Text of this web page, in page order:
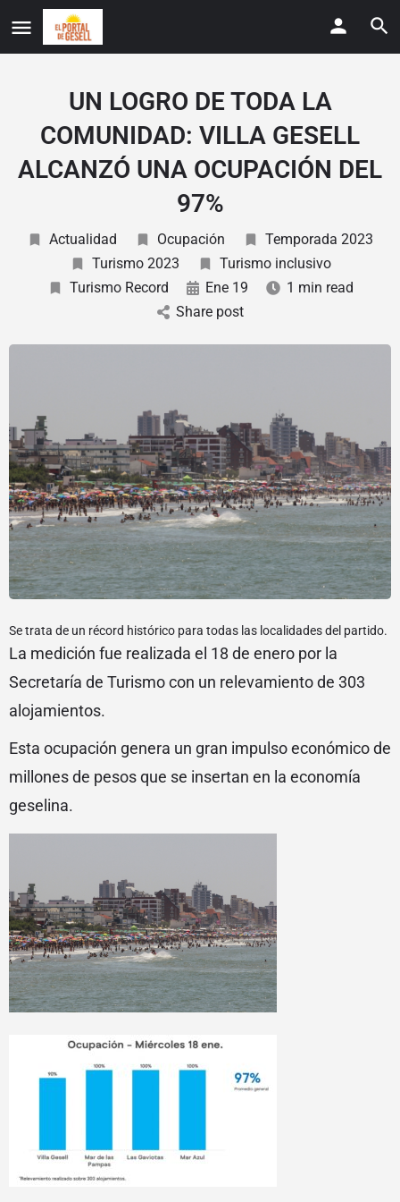
UN LOGRO DE TODA LA
COMUNIDAD: VILLA GESELL
ALCANZÓ UNA OCUPACIÓN DEL
97%
Actualidad Ocupación
Temporada 2023
Turismo 2023
Turismo inclusivo
Turismo Record
Ene 19
1 min read
Share post
Se trata de un récord histórico para todas las localidades del partido.
La medición fue realizada el 18 de enero por la
Secretaría de Turismo con un relevamiento de 303
alojamientos.
Esta ocupación genera un gran impulso económico de
millones de pesos que se insertan en la economía
geselina.